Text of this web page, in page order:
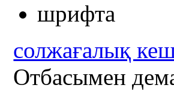
солжағалық
Отбасымен